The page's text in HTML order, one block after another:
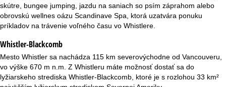
n
a
skútre, bungee jumping, jazdu na saniach so psím záprahom alebo
obrovskú wellnes oázu Scandinave Spa, ktorá uzatvára ponuku
príkladov na trávenie voľného času vo Whistlere.
Whistler-Blackcomb
Mesto Whistler sa nachádza 115 km severovýchodne od Vancouveru,
vo výške 670 m n.m. Z Whistleru máte možnosť dostať sa do
lyžiarskeho strediska Whistler-Blackcomb, ktoré je s rozlohou 33 km²